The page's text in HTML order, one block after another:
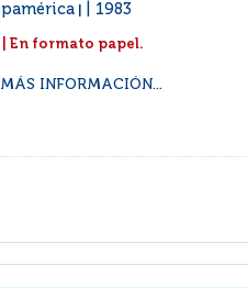
1983
| En formato papel.
MÁS INFORMACIÓN...